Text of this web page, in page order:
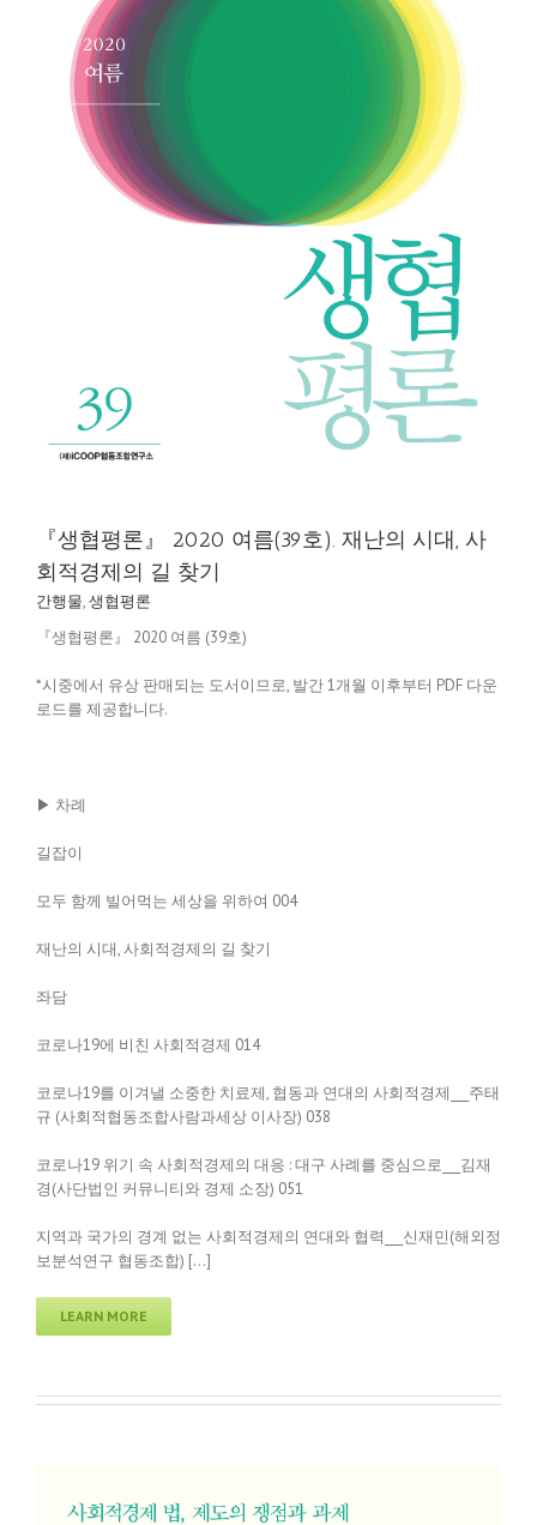
『생협평론』 2020 여름(39호). 재난의 시대, 사
회적경제의 길 찾기
간행물,생협평론
『생협평론』 2020 여름 (39호)
*시중에서 유상 판매되는 도서이므로, 발간 1개월 이후부터 PDF 다운
로드를 제공합니다.
▶ 차례
길잡이
모두 함께 빌어먹는 세상을 위하여 004
재난의 시대, 사회적경제의 길 찾기
좌담
코로나19에 비친 사회적경제 014
코로나19를 이겨낼 소중한 치료제, 협동과 연대의 사회적경제___주태
규 (사회적협동조합사람과세상 이사장) 038
코로나19 위기 속 사회적경제의 대응 : 대구 사례를 중심으로___김재
경(사단법인 커뮤니티와 경제 소장) 051
지역과 국가의 경계 없는 사회적경제의 연대와 협력___신재민(해외정
보분석연구 협동조합) […]
LEARN MORE